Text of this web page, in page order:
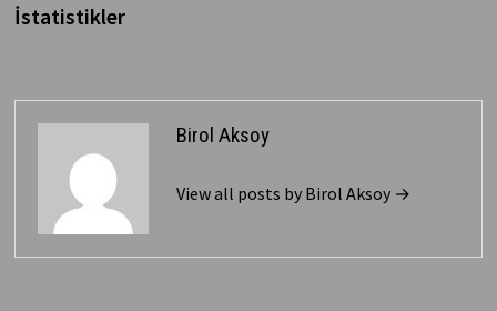
İstatistikler
Birol Aksoy
View all posts by Birol Aksoy →